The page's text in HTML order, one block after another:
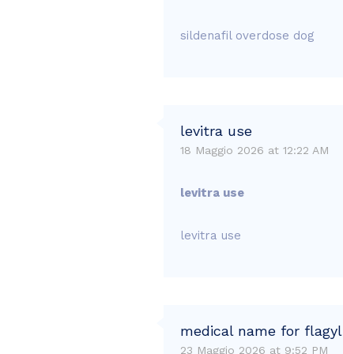
sildenafil overdose dog
levitra use
18 Maggio 2026 at 12:22 AM
levitra use
levitra use
medical name for flagyl
23 Maggio 2026 at 9:52 PM